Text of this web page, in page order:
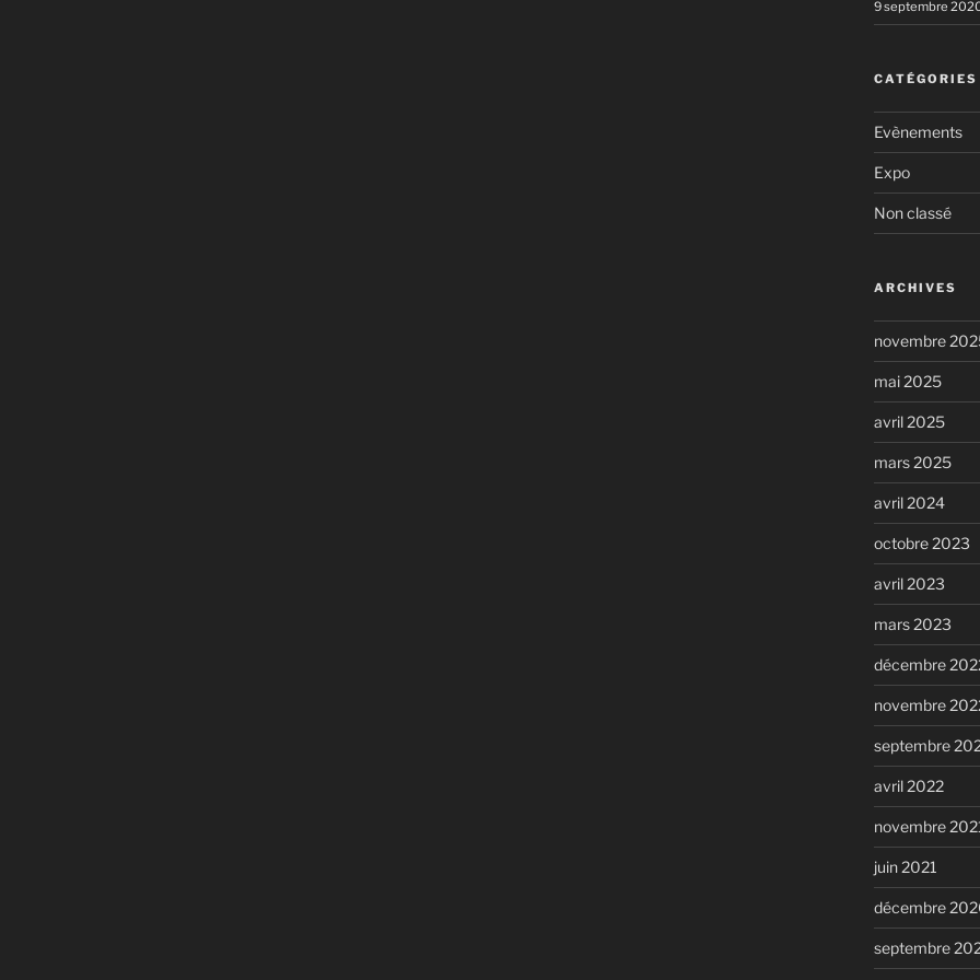
9 septembre
CATÉGORIES
Evènements
Expo
Non classé
ARCHIVES
novembre
mai 2025
avril 2025
mars 2025
avril 2024
octobre 2023
avril 2023
mars 2023
décembre
novembre
septembre
avril 2022
novembre
juin 2021
décembre
septembre